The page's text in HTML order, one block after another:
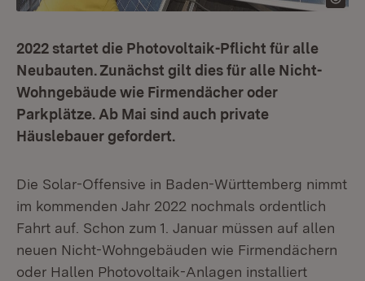
2022 startet die Photovoltaik-Pflicht für alle
Neubauten. Zunächst gilt dies für alle Nicht-
Wohngebäude wie Firmendächer oder
Parkplätze. Ab Mai sind auch private
Häuslebauer gefordert.
Die Solar-Offensive in Baden-Württemberg nimmt
im kommenden Jahr 2022 nochmals ordentlich
Fahrt auf. Schon zum 1. Januar müssen auf allen
neuen Nicht-Wohngebäuden wie Firmendächern
oder Hallen Photovoltaik-Anlagen installiert